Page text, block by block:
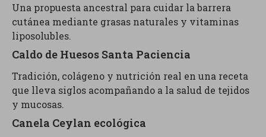
Una propuesta ancestral para cuidar la barrera
cutánea mediante grasas naturales y vitaminas
liposolubles.
Caldo de Huesos Santa Paciencia
Tradición, colágeno y nutrición real en una receta
que lleva siglos acompañando a la salud de tejidos
y mucosas.
Canela Ceylan ecológica